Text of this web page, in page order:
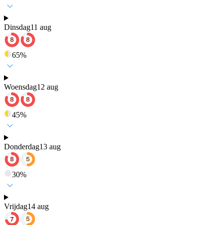
Dinsdag11 aug
65%
Woensdag12 aug
45%
Donderdag13 aug
30%
Vrijdag14 aug